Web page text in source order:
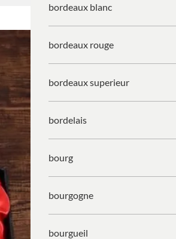
bordeaux blanc
bordeaux rouge
bordeaux superieur
bordelais
bourg
bourgogne
bourgueil